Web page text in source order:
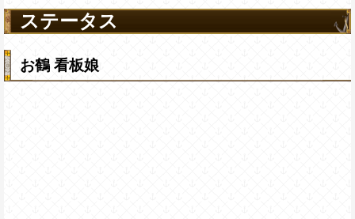
ステータス
お鶴 看板娘